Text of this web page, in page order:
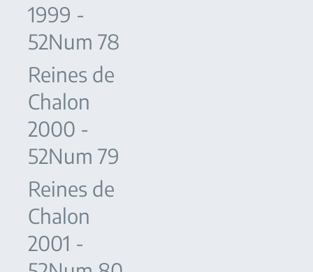
1999 -
52Num 78
Reines de
Chalon
2000 -
52Num 79
Reines de
Chalon
2001 -